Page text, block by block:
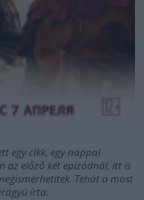
egy cikk, egy nappal
az előző két epizódnál, itt is
Tehát a most
írta: